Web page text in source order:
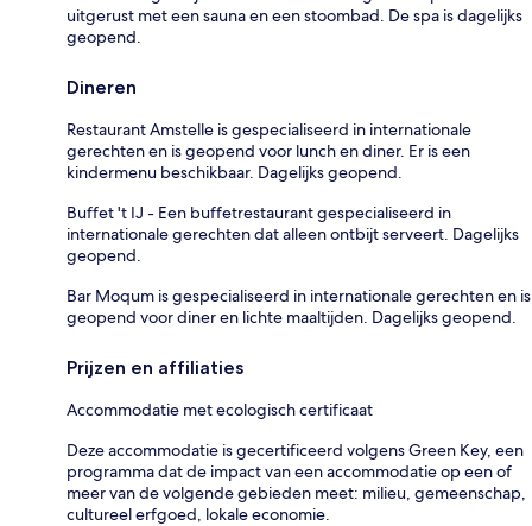
uitgerust met een sauna en een stoombad. De spa is dagelijks
geopend.
Dineren
Restaurant Amstelle is gespecialiseerd in internationale
gerechten en is geopend voor lunch en diner. Er is een
kindermenu beschikbaar. Dagelijks geopend.
Buffet 't IJ - Een buffetrestaurant gespecialiseerd in
internationale gerechten dat alleen ontbijt serveert. Dagelijks
geopend.
Bar Moqum is gespecialiseerd in internationale gerechten en is
geopend voor diner en lichte maaltijden. Dagelijks geopend.
Prijzen en affiliaties
Accommodatie met ecologisch certificaat
Deze accommodatie is gecertificeerd volgens Green Key, een
programma dat de impact van een accommodatie op een of
meer van de volgende gebieden meet: milieu, gemeenschap,
cultureel erfgoed, lokale economie.